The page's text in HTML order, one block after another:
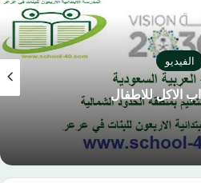
الفيديو
الاكل للاطفال